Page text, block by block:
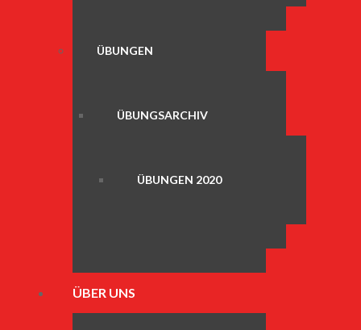
ÜBUNGEN
ÜBUNGSARCHIV
ÜBUNGEN 2020
ÜBER UNS